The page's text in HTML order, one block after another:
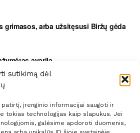
sutikimą dėl
įrenginio informacijai saugoti ir
tokias technologijas kaip slapukus. Jei
galėsime apdoroti duomenis,
grimasos, arba užsitęsusi Biržų gėda
avarija